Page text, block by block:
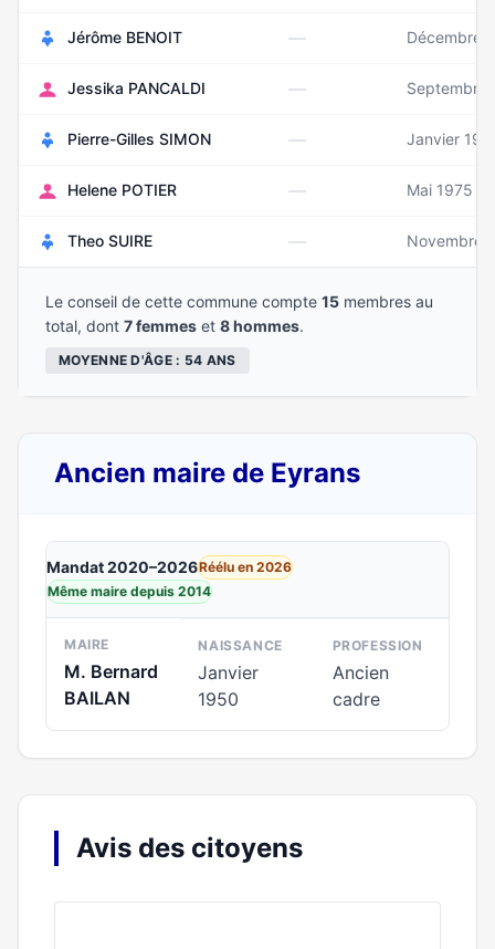
Jérôme BENOIT — Décembre
Jessika PANCALDI — Septembre
Pierre-Gilles SIMON — Janvier
Helene POTIER — Mai 1975
Theo SUIRE — Novembre
Le conseil de cette commune compte 15 membres au
total, dont 7 femmes et 8 hommes.
MOYENNE D'ÂGE : 54 ANS
Ancien maire de Eyrans
Mandat 2020–2026Réélu en 2026
Même maire depuis 2014
MAIRE
M. Bernard
BAILAN
NAISSANCE
Janvier
1950
PROFESSION
Ancien
cadre
Avis des citoyens